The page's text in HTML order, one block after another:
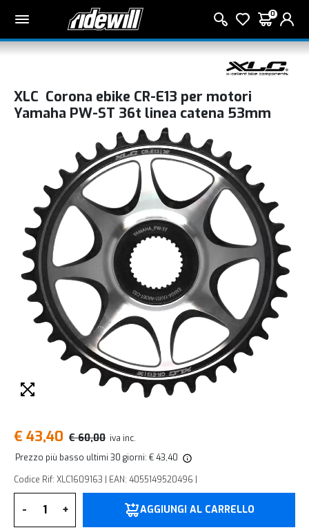
0
XLC Corona ebike CR-E13 per motori
Yamaha PW-ST 36t linea catena 53mm
€ 43,40 € 60,00 iva inc.
Prezzo più basso ultimi 30 giorni: € 43,40
Codice Rif: XLC1609163 | EAN: 4055149520496 |
- + AGGIUNGI AL CARRELLO